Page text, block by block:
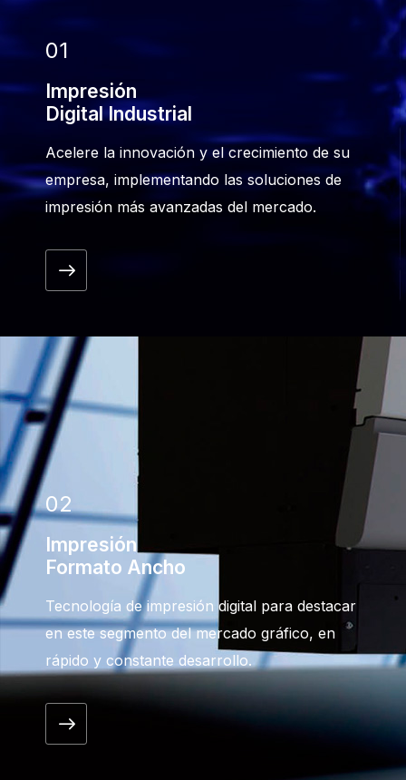
01
Impresión
Digital Industrial
Acelere la innovación y el crecimiento de su
empresa, implementando las soluciones de
impresión más avanzadas del mercado.
02
Impresión
Formato Ancho
Tecnología de impresión digital para destacar
en este segmento del mercado gráfico, en
rápido y constante desarrollo.